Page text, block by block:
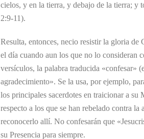
cielos, y en la tierra, y debajo de la tierra; y
2:9-11).
Resulta, entonces, necio resistir la gloria de
el día cuando aun los que no lo consideran
versículos, la palabra traducida «confesar»
agradecimiento». Se la usa, por ejemplo,
los principales sacerdotes en traicionar a su
respecto a los que se han rebelado contra
reconocerlo allí. No confesarán que
su Presencia para siempre.